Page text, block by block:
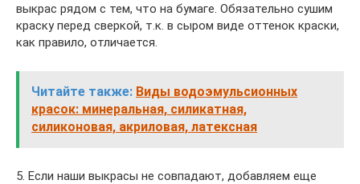
выкрас рядом с тем, что на бумаге. Обязательно сушим
краску перед сверкой, т.к. в сыром виде оттенок краски,
как правило, отличается.
Читайте также: Виды водоэмульсионных
красок: минеральная, силикатная,
силиконовая, акриловая, латексная
5. Если наши выкрасы не совпадают, добавляем еще